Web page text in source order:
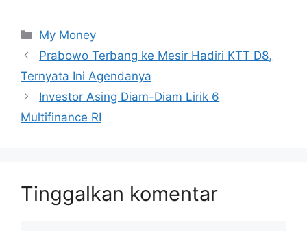
Kategori
My Money
Prabowo Terbang ke Mesir Hadiri KTT D8,
Ternyata Ini Agendanya
Investor Asing Diam-Diam Lirik 6
Multifinance RI
Tinggalkan komentar